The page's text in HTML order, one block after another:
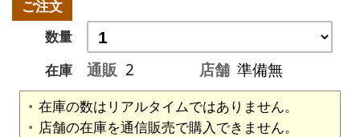
ご注文
数量
在庫
通販 2 店舗 準備無
在庫の数はリアルタイムではありません。
店舗の在庫を通信販売で購入できません。